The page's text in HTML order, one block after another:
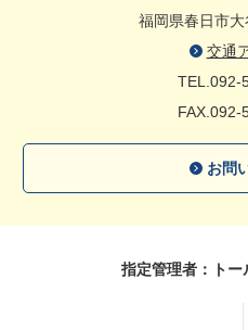
福岡県春日市
交通
TEL.092-
FAX.092-
お問
指定管理者：トー